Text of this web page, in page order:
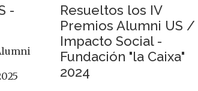
-
Resueltos los IV
Premios Alumni US /
Impacto Social -
Fundación "la Caixa"
2024